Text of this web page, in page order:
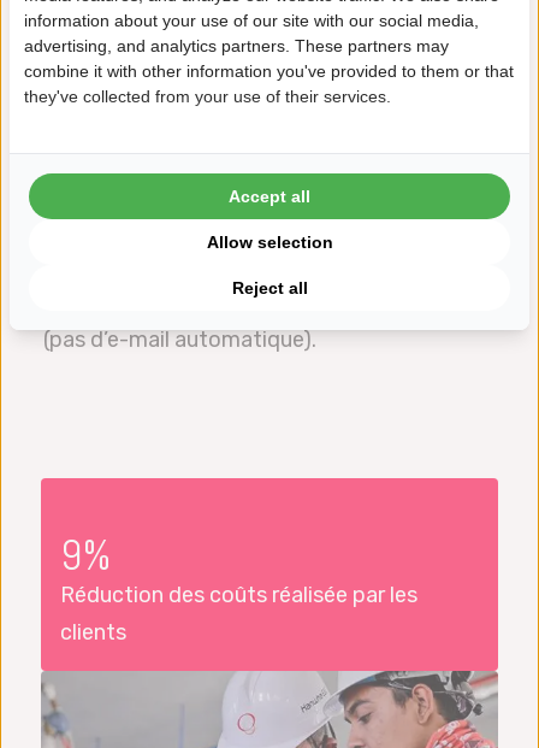
Au cours de ce webinaire, nous vous
présenterons en détail la gestion de la
prélèvements, ainsi que leur mise en œuvre
dans Datalyzer Qualis SPC.
Une fois que vous vous serez inscrit(e) à
vers le webinaire dans les plus brefs délais
(pas d’e-mail automatique).
9%
Réduction des coûts réalisée par les
clients
information about your use of our site with our social media,
advertising, and analytics partners. These partners may
combine it with other information you've provided to them or that
they've collected from your use of their services.
Reject all
Allow selection
Accept all